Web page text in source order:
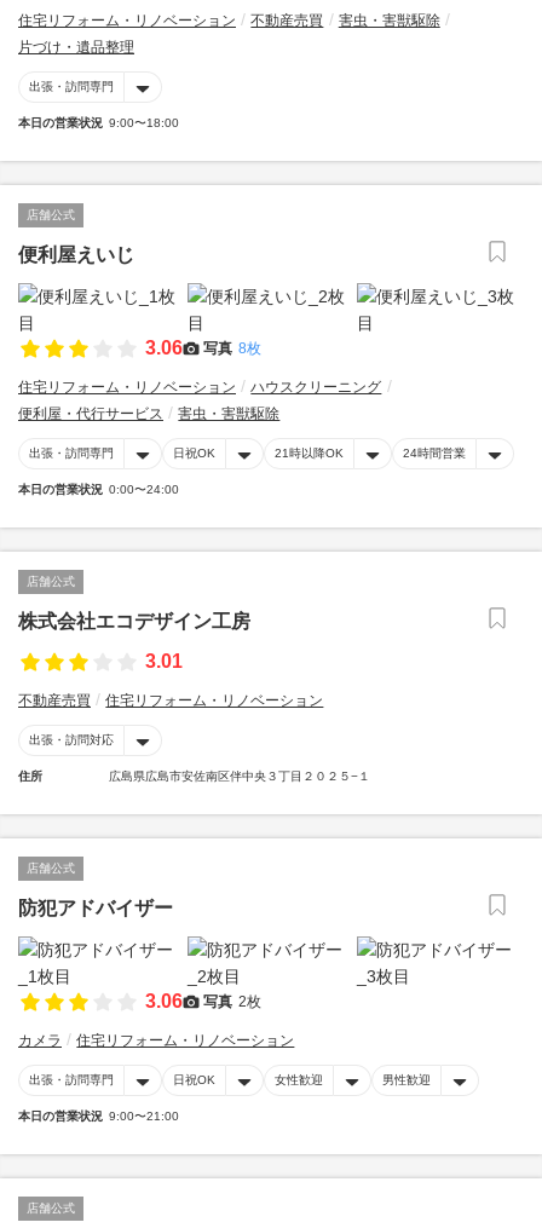
住宅リフォーム・リノベーション 不動産売買
害虫・害獣駆除
片づけ・遺品整理
出張・訪問専門
本日の営業状況 9:00〜18:00
店舗公式
便利屋えいじ
3.06 写真 8枚
住宅リフォーム・リノベーション
ハウスクリーニング
便利屋・代行サービス
害虫・害獣駆除
出張・訪問専門 日祝OK 21時以降OK 24時間営業
本日の営業状況 0:00〜24:00
店舗公式
株式会社エコデザイン工房
3.01
不動産売買 住宅リフォーム・リノベーション
出張・訪問対応
住所 広島県広島市安佐南区伴中央３丁目２０２５−１
店舗公式
防犯アドバイザー
3.06 写真 2枚
カメラ 住宅リフォーム・リノベーション
出張・訪問専門 日祝OK 女性歓迎 男性歓迎
本日の営業状況 9:00〜21:00
店舗公式